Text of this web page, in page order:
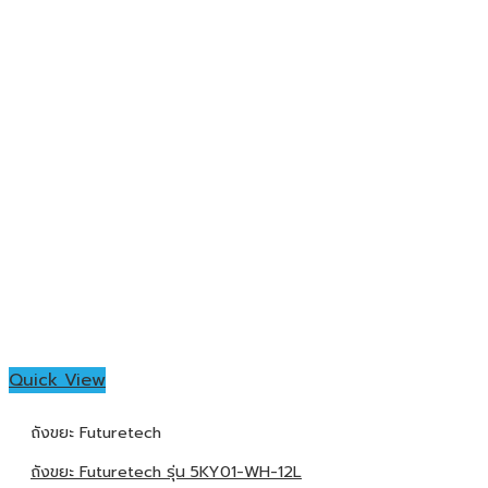
Quick View
ถังขยะ Futuretech
ถังขยะ Futuretech รุ่น 5KY01-WH-12L